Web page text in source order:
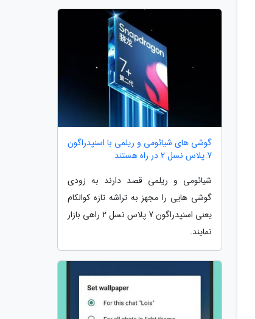
گوشی های شیائومی و ریلمی با اسنپدراگون
7 پلاس نسل 2 در راه هستند
شیائومی و ریلمی قصد دارند به زودی
گوشی هایی را مجهز به تراشه تازه کوالکام
یعنی اسنپدراگون 7 پلاس نسل 2 راهی بازار
نمایند.